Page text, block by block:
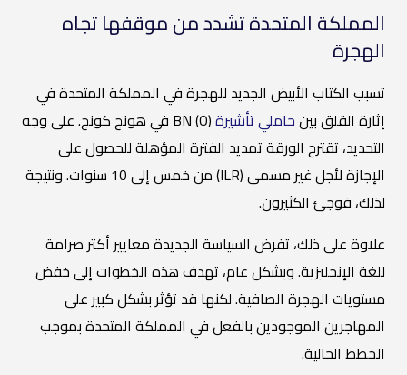
المملكة المتحدة تشدد من موقفها تجاه
الهجرة
تسبب الكتاب الأبيض الجديد للهجرة في المملكة المتحدة في
إثارة القلق بينحاملي تأشيرة
BN (O) في هونج كونج. على وجه
التحديد، تقترح الورقة تمديد الفترة المؤهلة للحصول على
الإجازة لأجل غير مسمى (ILR) من خمس إلى 10 سنوات. ونتيجة
لذلك، فوجئ الكثيرون.
علاوة على ذلك، تفرض السياسة الجديدة معايير أكثر صرامة
للغة الإنجليزية. وبشكل عام، تهدف هذه الخطوات إلى خفض
مستويات الهجرة الصافية. لكنها قد تؤثر بشكل كبير على
المهاجرين الموجودين بالفعل في المملكة المتحدة بموجب
الخطط الحالية.